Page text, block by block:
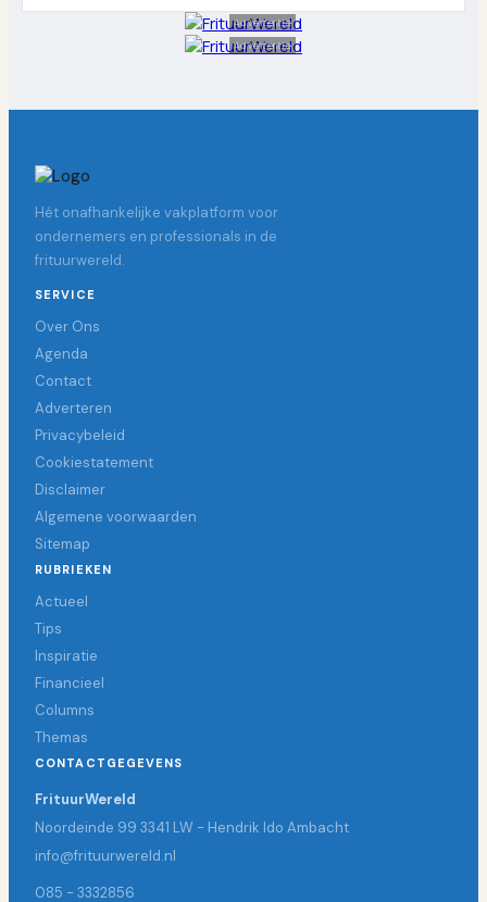
Advertentie
Advertentie
Hét onafhankelijke vakplatform voor
ondernemers en professionals in de
frituurwereld.
SERVICE
Over Ons
Agenda
Contact
Adverteren
Privacybeleid
Cookiestatement
Disclaimer
Algemene voorwaarden
Sitemap
RUBRIEKEN
Actueel
Tips
Inspiratie
Financieel
Columns
Themas
CONTACTGEGEVENS
FrituurWereld
Noordeinde 99 3341 LW - Hendrik Ido Ambacht
info@frituurwereld.nl
085 - 3332856